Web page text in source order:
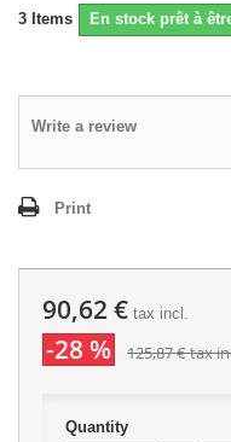
3 Items En stock prêt à
Write a review
Print
90,62 € tax incl.
-28 % 125,87 €tax
Quantity